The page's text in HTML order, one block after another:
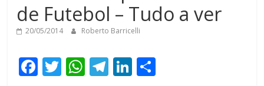
de Futebol – Tudo a ver
20/05/2014 Roberto Barricelli
F T W T Li